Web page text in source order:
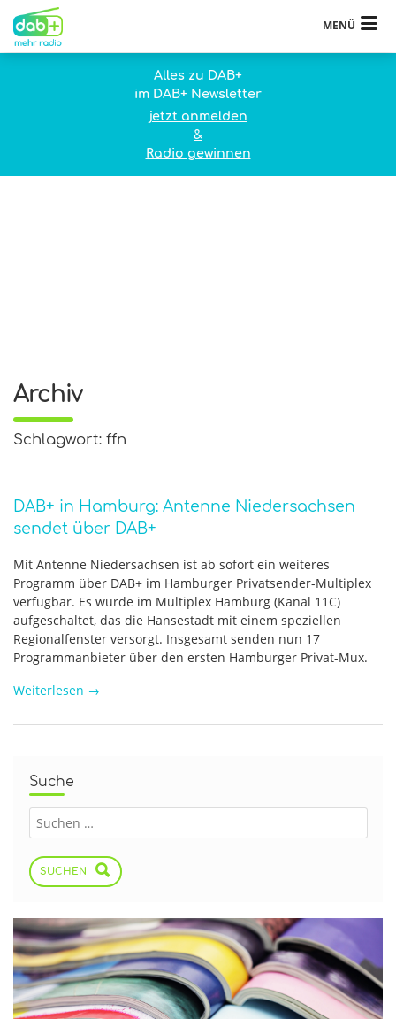
MENÜ
Alles zu DAB+
im DAB+ Newsletter
jetzt anmelden
&
Radio gewinnen
Archiv
Schlagwort: ffn
DAB+ in Hamburg: Antenne Niedersachsen
sendet über DAB+
Mit Antenne Niedersachsen ist ab sofort ein weiteres
Programm über DAB+ im Hamburger Privatsender-Multiplex
verfügbar. Es wurde im Multiplex Hamburg (Kanal 11C)
aufgeschaltet, das die Hansestadt mit einem speziellen
Regionalfenster versorgt. Insgesamt senden nun 17
Programmanbieter über den ersten Hamburger Privat-Mux.
Weiterlesen →
Suche
SUCHEN